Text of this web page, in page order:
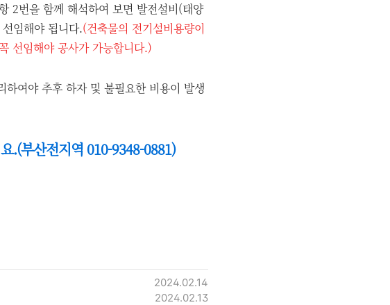
2번을 함께 해석하여 보면 발전설비(태양
임해야 됩니다.(건축물의 전기설비용량이
선임해야 공사가 가능합니다.)
하여야 추후 하자 및 불필요한 비용이 발생
.(부산전지역 010-9348-0881)
2024.02.14
2024.02.13